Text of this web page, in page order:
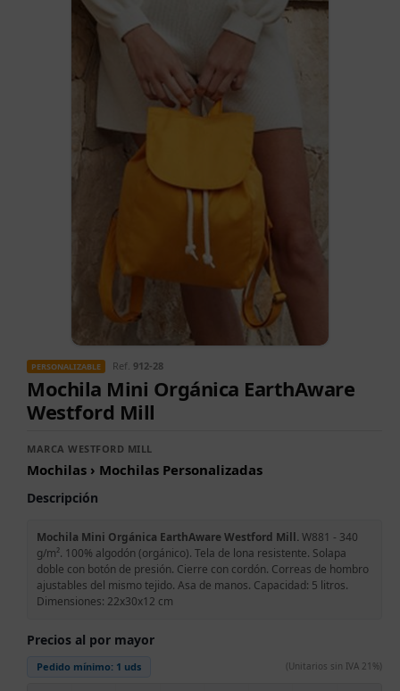
PERSONALIZABLE Ref. 912-28
Mochila Mini Orgánica EarthAware
Westford Mill
MARCA WESTFORD MILL
Mochilas › Mochilas Personalizadas
Descripción
Mochila Mini Orgánica EarthAware Westford Mill.W881 - 340
g/m². 100% algodón (orgánico). Tela de lona resistente. Solapa
doble con botón de presión. Cierre con cordón. Correas de hombro
ajustables del mismo tejido. Asa de manos. Capacidad: 5 litros.
Dimensiones: 22x30x12 cm
Precios al por mayor
Pedido mínimo: 1 uds (Unitarios sin IVA 21%)